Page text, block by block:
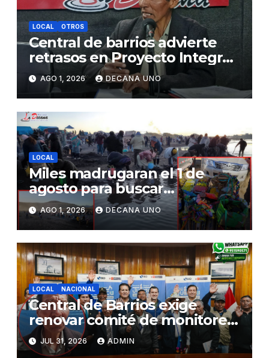
LOCAL OTROS
Central de barrios advierte
retrasos en Proyecto Integral
de Agua y Alcantarillado para
Juliaca
AGO 1, 2026 DECANA UNO
LOCAL
Miles madrugaran el 1 de
agosto para buscar
piedrecillas en los ríos y
realizar la challa por la
riqueza y la prosperidad
AGO 1, 2026 DECANA UNO
LOCAL NACIONAL
Central de Barrios exige
renovar comité de monitoreo
del PIAA por presuntos
conflictos de interés y
JUL 31, 2026 ADMIN